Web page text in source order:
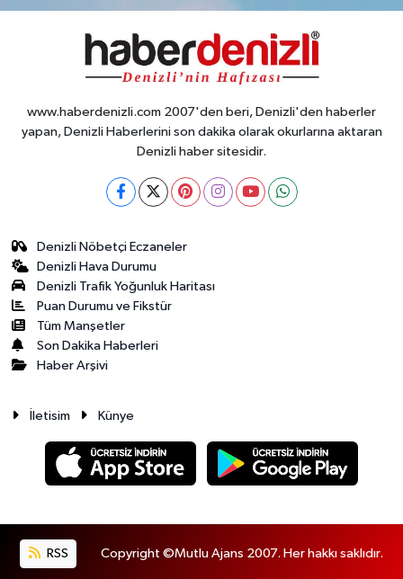
www.haberdenizli.com 2007'den beri, Denizli'den haberler
yapan, Denizli Haberlerini son dakika olarak okurlarına aktaran
Denizli haber sitesidir.
Denizli Nöbetçi Eczaneler
Denizli Hava Durumu
Denizli Trafik Yoğunluk Haritası
Puan Durumu ve Fikstür
Tüm Manşetler
Son Dakika Haberleri
Haber Arşivi
İletisim Künye
RSS Copyright ©Mutlu Ajans 2007. Her hakkı saklıdır.